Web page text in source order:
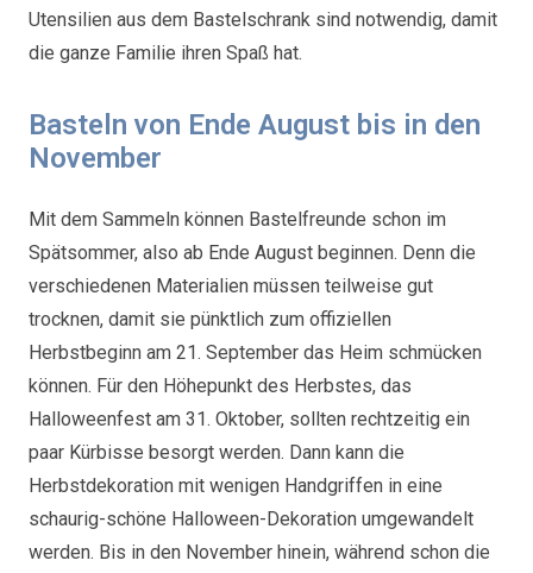
Utensilien aus dem Bastelschrank sind notwendig, damit
die ganze Familie ihren Spaß hat.
Basteln von Ende August bis in den
November
Mit dem Sammeln können Bastelfreunde schon im
Spätsommer, also ab Ende August beginnen. Denn die
verschiedenen Materialien müssen teilweise gut
trocknen, damit sie pünktlich zum offiziellen
Herbstbeginn am 21. September das Heim schmücken
können. Für den Höhepunkt des Herbstes, das
Halloweenfest am 31. Oktober, sollten rechtzeitig ein
paar Kürbisse besorgt werden. Dann kann die
Herbstdekoration mit wenigen Handgriffen in eine
schaurig-schöne Halloween-Dekoration umgewandelt
werden. Bis in den November hinein, während schon die